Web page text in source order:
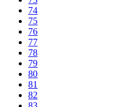
74
75
76
77
78
79
80
81
82